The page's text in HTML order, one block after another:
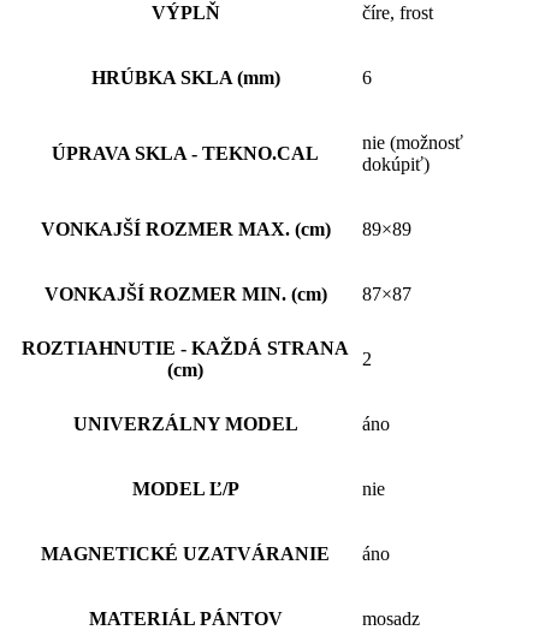
VÝPLŇ číre, frost
HRÚBKA SKLA (mm) 6
ÚPRAVA SKLA - TEKNO.CAL
nie (možnosť
dokúpiť)
VONKAJŠÍ ROZMER MAX. (cm) 89×89
VONKAJŠÍ ROZMER MIN. (cm) 87×87
ROZTIAHNUTIE - KAŽDÁ STRANA
(cm)
2
UNIVERZÁLNY MODEL áno
MODEL Ľ/P nie
MAGNETICKÉ UZATVÁRANIE áno
MATERIÁL PÁNTOV mosadz